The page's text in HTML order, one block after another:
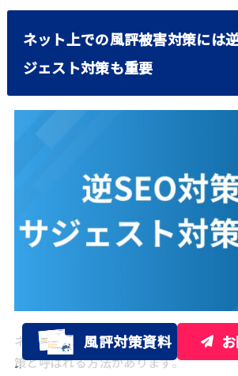
ネット上での風評被害対策には
ジェスト対策も重要
ネット上での風評被害対策に、逆SEO対
策と呼ばれる方法があります。
風評対策資料